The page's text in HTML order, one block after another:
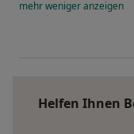
mehrwenigeranzeigen
Helfen Ihnen